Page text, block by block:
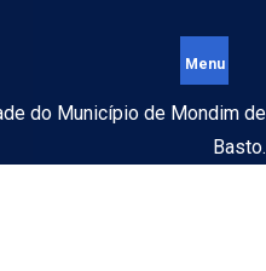
do Município de Mondim de
Basto.